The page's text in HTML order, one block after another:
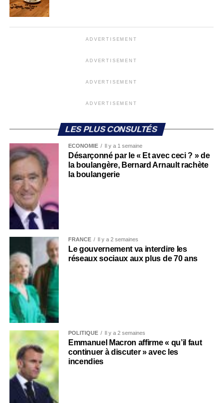
ADVERTISEMENT
ADVERTISEMENT
ADVERTISEMENT
ADVERTISEMENT
LES PLUS CONSULTÉS
ECONOMIE Il y a 1 semaine
Désarçonné par le « Et avec ceci ? » de
la boulangère, Bernard Arnault rachète
la boulangerie
FRANCE Il y a 2 semaines
Le gouvernement va interdire les
réseaux sociaux aux plus de 70 ans
POLITIQUE Il y a 2 semaines
Emmanuel Macron affirme « qu’il faut
continuer à discuter » avec les
incendies